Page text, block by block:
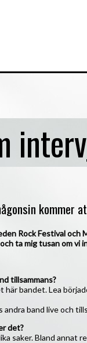
kommer
Rock Festival
ta mig tusan om vi
tillsammans?
bandet. Lea
andra band live och
det?
saker. Bland annat